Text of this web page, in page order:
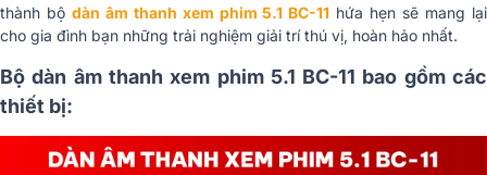
thành bộ dàn âm thanh xem phim 5.1 BC-11 hứa hẹn sẽ mang lại
cho gia đình bạn những trải nghiệm giải trí thú vị, hoàn hảo nhất.
Bộ dàn âm thanh xem phim 5.1 BC-11 bao gồm các
thiết bị: